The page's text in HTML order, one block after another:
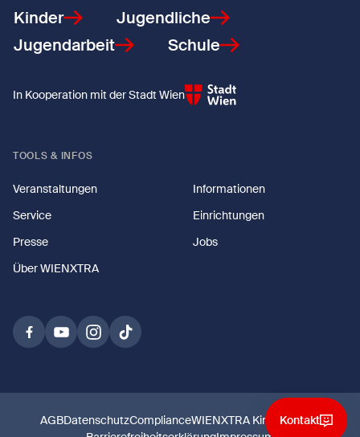
Kontakt
Kinder
Jugendliche
Jugendarbeit
Schule
In Kooperation mit der Stadt Wien
TOOLS & INFOS
Veranstaltungen
Informationen
Service
Einrichtungen
Presse
Jobs
Über WIENXTRA
AGBDatenschutzComplianceWIENXTRA Kinderschutz